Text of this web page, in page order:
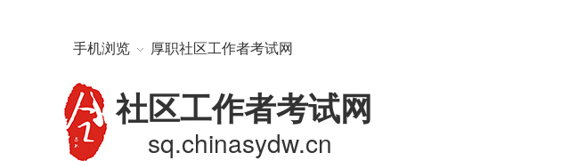
手机浏览 厚职社区工作者考试网
社区工作者考试网
sq.chinasydw.cn